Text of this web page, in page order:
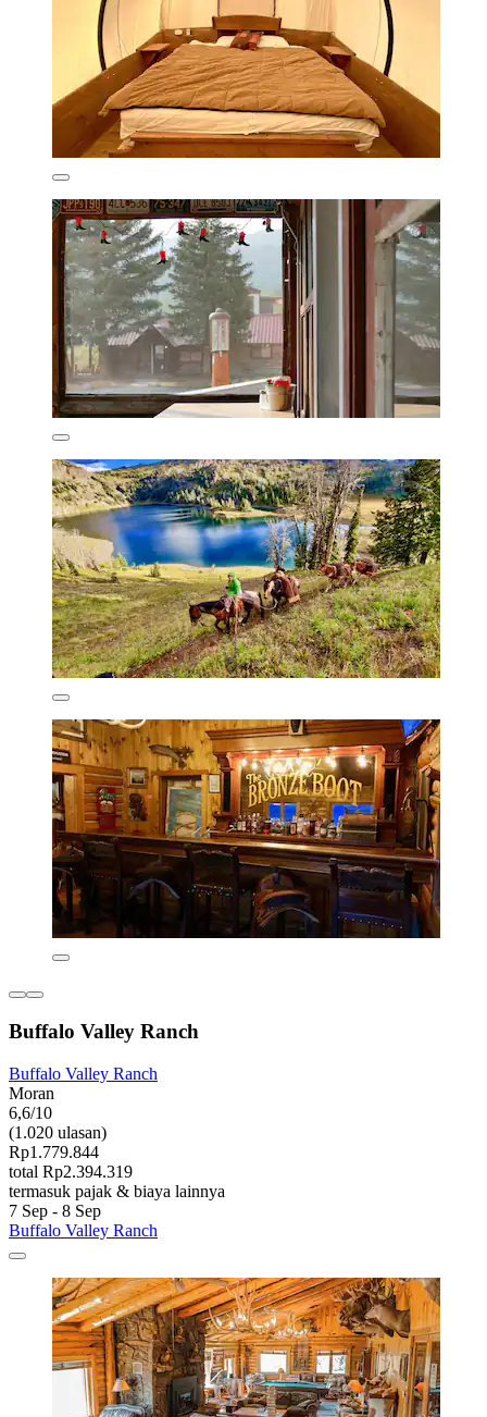
Buffalo Valley Ranch
Buffalo Valley Ranch
Moran
6,6/10
(1.020 ulasan)
Rp1.779.844
total Rp2.394.319
termasuk pajak & biaya lainnya
7 Sep - 8 Sep
Buffalo Valley Ranch